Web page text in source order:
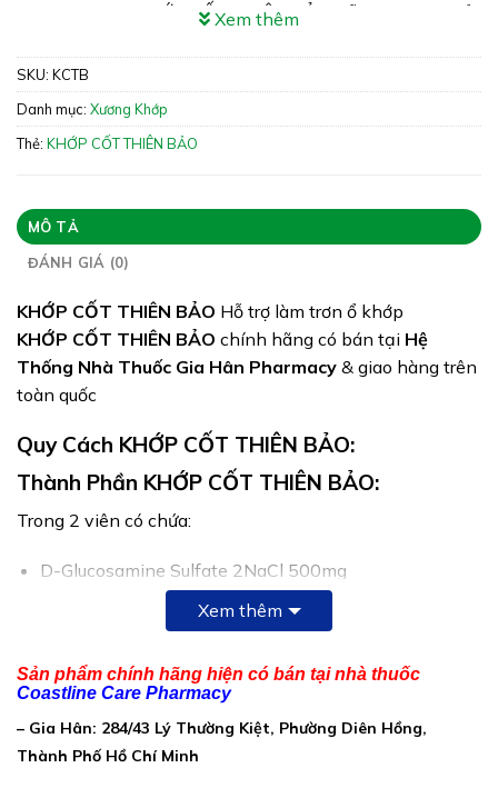
Công dụng: KHỚP CỐT THIÊN BẢO Hỗ trợ làm trơn ổ
Xuất xứ: Việt Nam
Giấy phép: 8578/2023/ĐKSP
Quy cách:
Xem thêm
SKU: KCTB
Danh mục: Xương Khớp
Thẻ: KHỚP CỐT THIÊN BẢO
MÔ TẢ
ĐÁNH GIÁ (0)
KHỚP CỐT THIÊN BẢO Hỗ trợ làm trơn ổ khớp
KHỚP CỐT THIÊN BẢO chính hãng có bán tại Hệ
Thống Nhà Thuốc Gia Hân Pharmacy & giao hàng trên
toàn quốc
Quy Cách KHỚP CỐT THIÊN BẢO:
Thành Phần KHỚP CỐT THIÊN BẢO:
Trong 2 viên có chứa:
D-Glucosamine Sulfate 2NaCl 500mg
(tương đương 313,62mg D-Glucosamine)
(Tục đoạn (Dipsacus japonicus) 450mg
Độc hoạt (Angelica pubescens) 300mg
Đỗ trọng (Eucommia ulmoides) 250mg
Xem thêm
Sản phẩm chính hãng hiện có bán tại nhà thuốc
Coastline Care Pharmacy
– Gia Hân: 284/43 Lý Thường Kiệt, Phường Diên Hồng,
Thành Phố Hồ Chí Minh